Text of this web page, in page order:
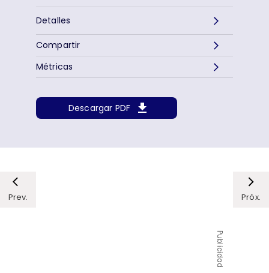
Detalles
Descargar PDF
Métricas
Compartir
Prev. Próx.
Publicidad